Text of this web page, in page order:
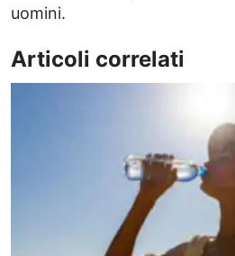
uomini.
Articoli correlati